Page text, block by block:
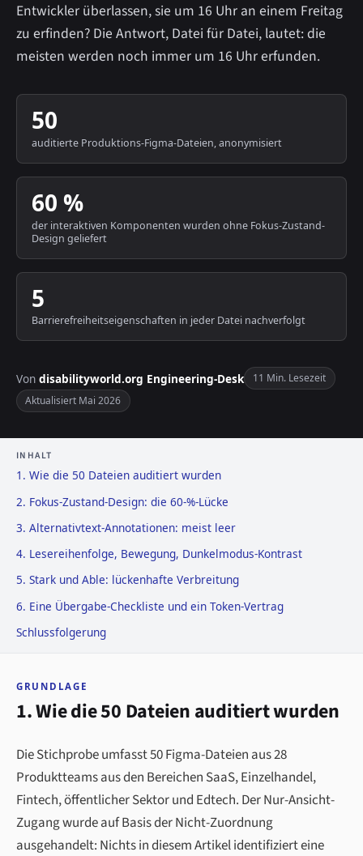
Entwickler überlassen, sie um 16 Uhr an einem Freitag
zu erfinden? Die Antwort, Datei für Datei, lautet: die
meisten werden noch immer um 16 Uhr erfunden.
50
auditierte Produktions-Figma-Dateien, anonymisiert
60 %
der interaktiven Komponenten wurden ohne Fokus-Zustand-
Design geliefert
5
Barrierefreiheitseigenschaften in jeder Datei nachverfolgt
Von disabilityworld.org Engineering-Desk
11 Min. Lesezeit
Aktualisiert Mai 2026
INHALT
1. Wie die 50 Dateien auditiert wurden
2. Fokus-Zustand-Design: die 60-%-Lücke
3. Alternativtext-Annotationen: meist leer
4. Lesereihenfolge, Bewegung, Dunkelmodus-Kontrast
5. Stark und Able: lückenhafte Verbreitung
6. Eine Übergabe-Checkliste und ein Token-Vertrag
Schlussfolgerung
GRUNDLAGE
1. Wie die 50 Dateien auditiert wurden
Die Stichprobe umfasst 50 Figma-Dateien aus 28
Produktteams aus den Bereichen SaaS, Einzelhandel,
Fintech, öffentlicher Sektor und Edtech. Der Nur-Ansicht-
Zugang wurde auf Basis der Nicht-Zuordnung
ausgehandelt: Nichts in diesem Artikel identifiziert eine